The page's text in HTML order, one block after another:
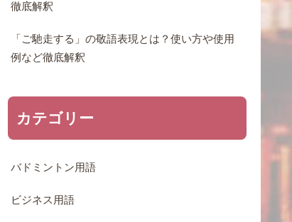
徹底解釈
「ご馳走する」の敬語表現とは？使い方や使用
例など徹底解釈
カテゴリー
バドミントン用語
ビジネス用語